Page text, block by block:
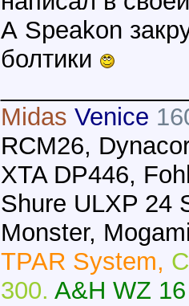
А Speakon
болтики
Midas Venice
RCM26,
XTA DP446,
Shure ULXP 24
Monster,
TPAR System,
300. A&H WZ